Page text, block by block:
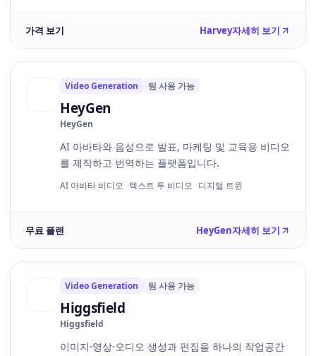
가격 보기 Harvey자세히 보기
Video Generation 팀 사용 가능
HeyGen
HeyGen
AI 아바타와 음성으로 발표, 마케팅 및 교육용 비디오
를 제작하고 번역하는 플랫폼입니다.
AI 아바타 비디오 텍스트 투 비디오 디지털 트윈
무료 플랜 HeyGen자세히 보기
Video Generation 팀 사용 가능
Higgsfield
Higgsfield
이미지·영상·오디오 생성과 편집을 하나의 작업공간